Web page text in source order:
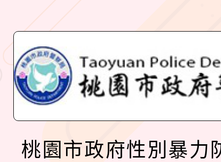
桃園市政府性別暴力